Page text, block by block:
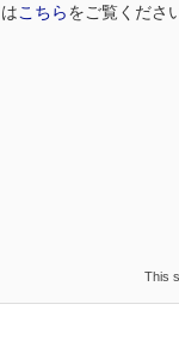
こちらをご覧くださ
This